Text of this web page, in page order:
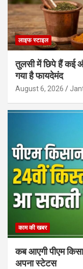
लाइफ स्टाइल
तुलसी में छिपे हैं कई
गया है फायदेमंद
August 6, 2026
काम की खबर
कब आएगी पीएम
अपना स्टेटस